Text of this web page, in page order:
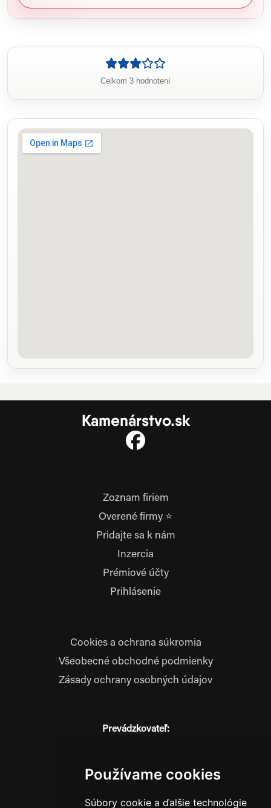
Používame cookies
Súbory cookie a ďalšie technológie
Celkom 3 hodnotení
Kamenárstvo.sk
Zoznam firiem
Overené firmy ⭐
Pridajte sa k nám
Inzercia
Prémiové účty
Prihlásenie
Cookies a ochrana súkromia
Všeobecné obchodné podmienky
Zásady ochrany osobných údajov
Prevádzkovateľ:
014 01 Bytča
DIČ: 2121076738